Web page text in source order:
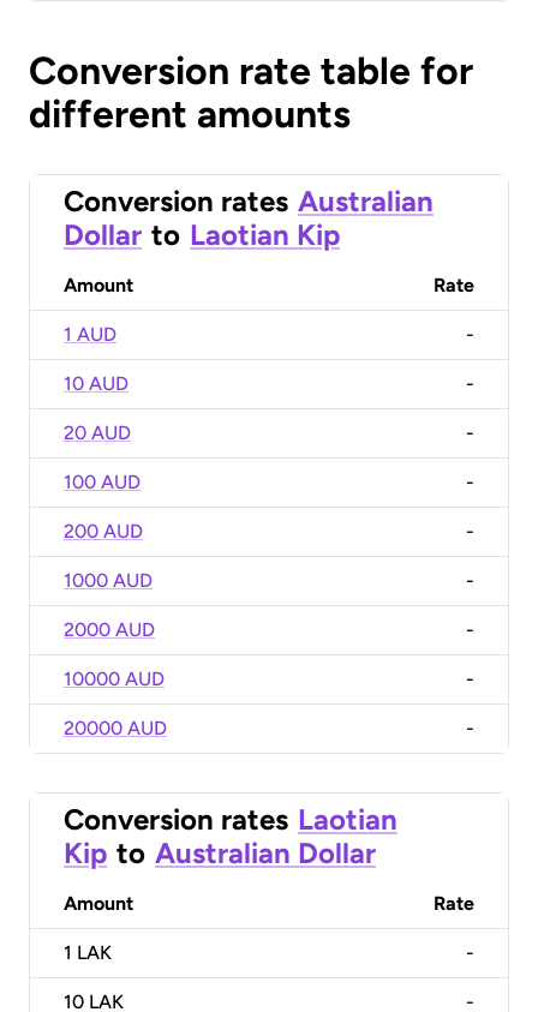
Conversion rate table for
different amounts
Conversion rates Australian
Dollar to Laotian Kip
Amount Rate
1 AUD -
10 AUD -
20 AUD -
100 AUD -
200 AUD -
1000 AUD -
2000 AUD -
10000 AUD -
20000 AUD -
Conversion rates Laotian
Kip to Australian Dollar
Amount Rate
1 LAK -
10 LAK -